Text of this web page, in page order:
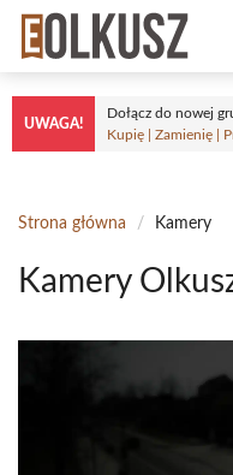
Przejdź
treści
UWAGA!
Dołącz do nowej
Kupię | Zamienię |
Strona główna / Kamery
Kamery